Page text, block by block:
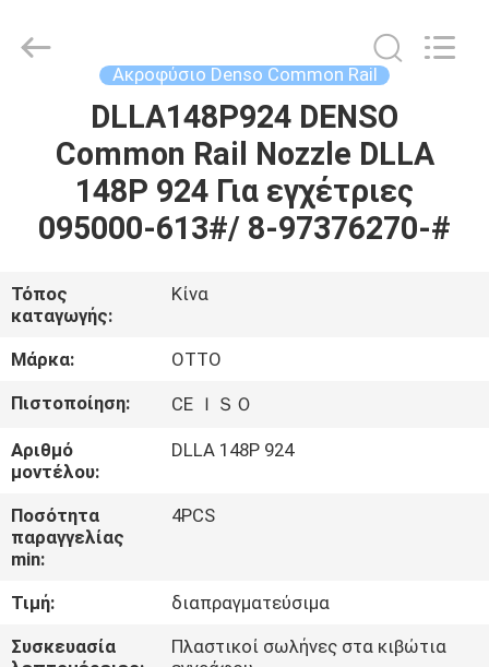
ΠΡΟΪΌΝΤΑ
ΜΕ
ΕΜΆΣ
ΕΠΙΣΚΈΨΕΙΣ
ΣΤΟ
ΕΡΓΟΣΤΆΣΙΟ
ΈΛΕΓΧΟΣ
ΕΠΙΚΟΙΝΩΝΉΣΤΕ
AUTO
PARTS
Ακροφύσιο Denso Common Rail
DLLA148P924 DENSO
Common Rail Nozzle DLLA
148P 924 Για εγχέτριες
095000-613#/ 8-97376270-#
Τόπος
καταγωγής:
Κίνα
Μάρκα:
OTTO
Πιστοποίηση:
CE ＩＳＯ
Αριθμό
μοντέλου:
DLLA 148P 924
Ποσότητα
παραγγελίας
min:
4PCS
Τιμή:
διαπραγματεύσιμα
Συσκευασία
Πλαστικοί σωλήνες στα κιβώτια